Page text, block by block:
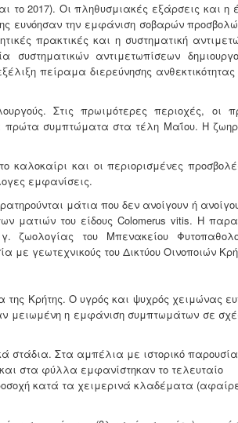
2017). Οι πληθυσμιακές εξάρσεις και η
ευνόησαν την εμφάνιση σοβαρών
πρακτικές και η συστηματική
αντιμετωπίσεων
πείραμα διερεύνησης
Στις πρωιμότερες περιοχές, οι
πρώτα συμπτώματα στα τέλη Μαΐου. Η
καλοκαίρι και οι περιορισμένες
εμφανίσεις.
μάτια που δεν ανοίγουν ή
ματιών του είδους Colomerus vitis. Η
ζωολογίας του Μπενακείου
με γεωτεχνικούς του Δικτύου Οινοποιών
Κρήτης. Ο υγρός και ψυχρός χειμώνας
μειωμένη η εμφάνιση συμπτωμάτων σε
στάδια. Στα αμπέλια με ιστορικό
στα φύλλα εμφανίστηκαν το τελευταίο
κατά τα χειμερινά κλαδέματα